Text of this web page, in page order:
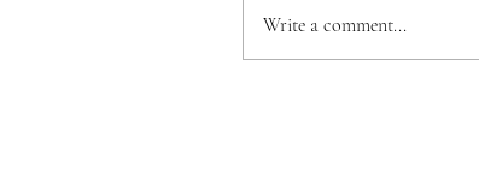
Write a comment...